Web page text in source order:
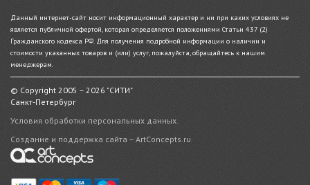
Данный интернет-сайт носит информационный характер и ни при каких условиях не
является публичной офертой, которая определяется положениями Статьи 437 (2)
Гражданского кодекса РФ. Для получения подробной информации о наличии и
стоимости указанных товаров и (или) услуг, пожалуйста, обращайтесь к нашим
менеджерам.
© Copyright 2005 – 2026 "СИТИ"
Санкт-Петербург
Условия обработки персональных данных.
Создание и поддержка сайта – ArtConcepts.ru